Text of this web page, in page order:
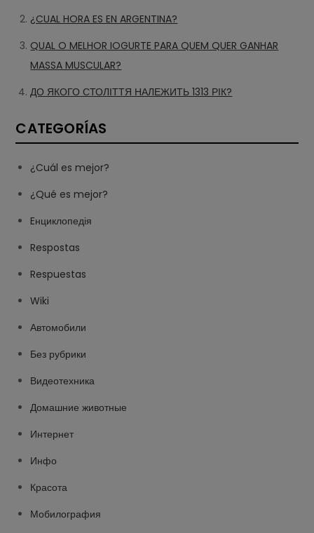
¿CUAL HORA ES EN ARGENTINA?
QUAL O MELHOR IOGURTE PARA QUEM QUER GANHAR
MASSA MUSCULAR?
ДО ЯКОГО СТОЛІТТЯ НАЛЕЖИТЬ 1313 РІК?
CATEGORÍAS
¿Cuál es mejor?
¿Qué es mejor?
Eнциклопедія
Respostas
Respuestas
Wiki
Автомобили
Без рубрики
Видеотехника
Домашние животные
Интернет
Инфо
Красота
Мобилография